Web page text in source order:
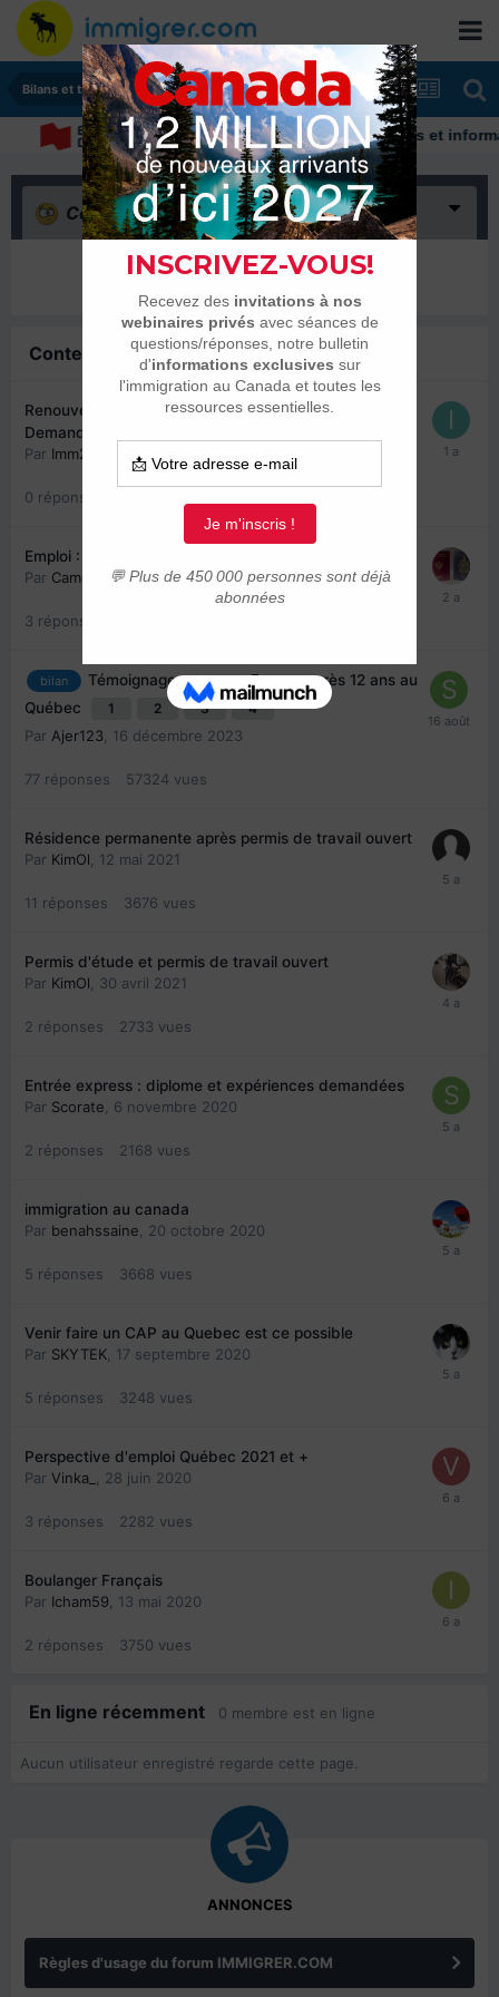
Bilans et tranches de vie
Découvrez nos conseils et
Confus(0)
Il n’y a encore rien ici
Contenu similaire
Renouvellement de permis de travail fermé –
Demande d'information
Par Imm23 4 septembre 2024
0 réponse
Emploi : RP vs PMI+, lequel est préférable ?
Par Camden ,7 avril 2024
3 réponses
bilan
Témoignage retour en France après 12 ans au
Québec
1 2 3 4
Par Ajer123, 16 décembre 2023
77 réponses 57324 vues
Résidence permanente après permis de travail ouvert
Par KimOl, 12 mai 2021
11 réponses 3676 vues
Permis d'étude et permis de travail ouvert
Par KimOl, 30 avril 2021
2 réponses 2733 vues
Entrée express : diplome et expériences demandées
Par Scorate, 6 novembre 2020
2 réponses 2168 vues
immigration au canada
Par benahssaine, 20 octobre 2020
5 réponses 3668 vues
Venir faire un CAP au Quebec est ce possible
Par SKYTEK, 17 septembre 2020
5 réponses 3248 vues
Perspective d'emploi Québec 2021 et +
Par Vinka_ , 28 juin 2020
3 réponses 2282 vues
Boulanger Français
Par Icham59, 13 mai 2020
2 réponses 3750 vues
En ligne récemment 0 membre est en ligne
Aucun utilisateur enregistré regarde cette page.
ANNONCES
Règles d'usage du forum IMMIGRER.COM